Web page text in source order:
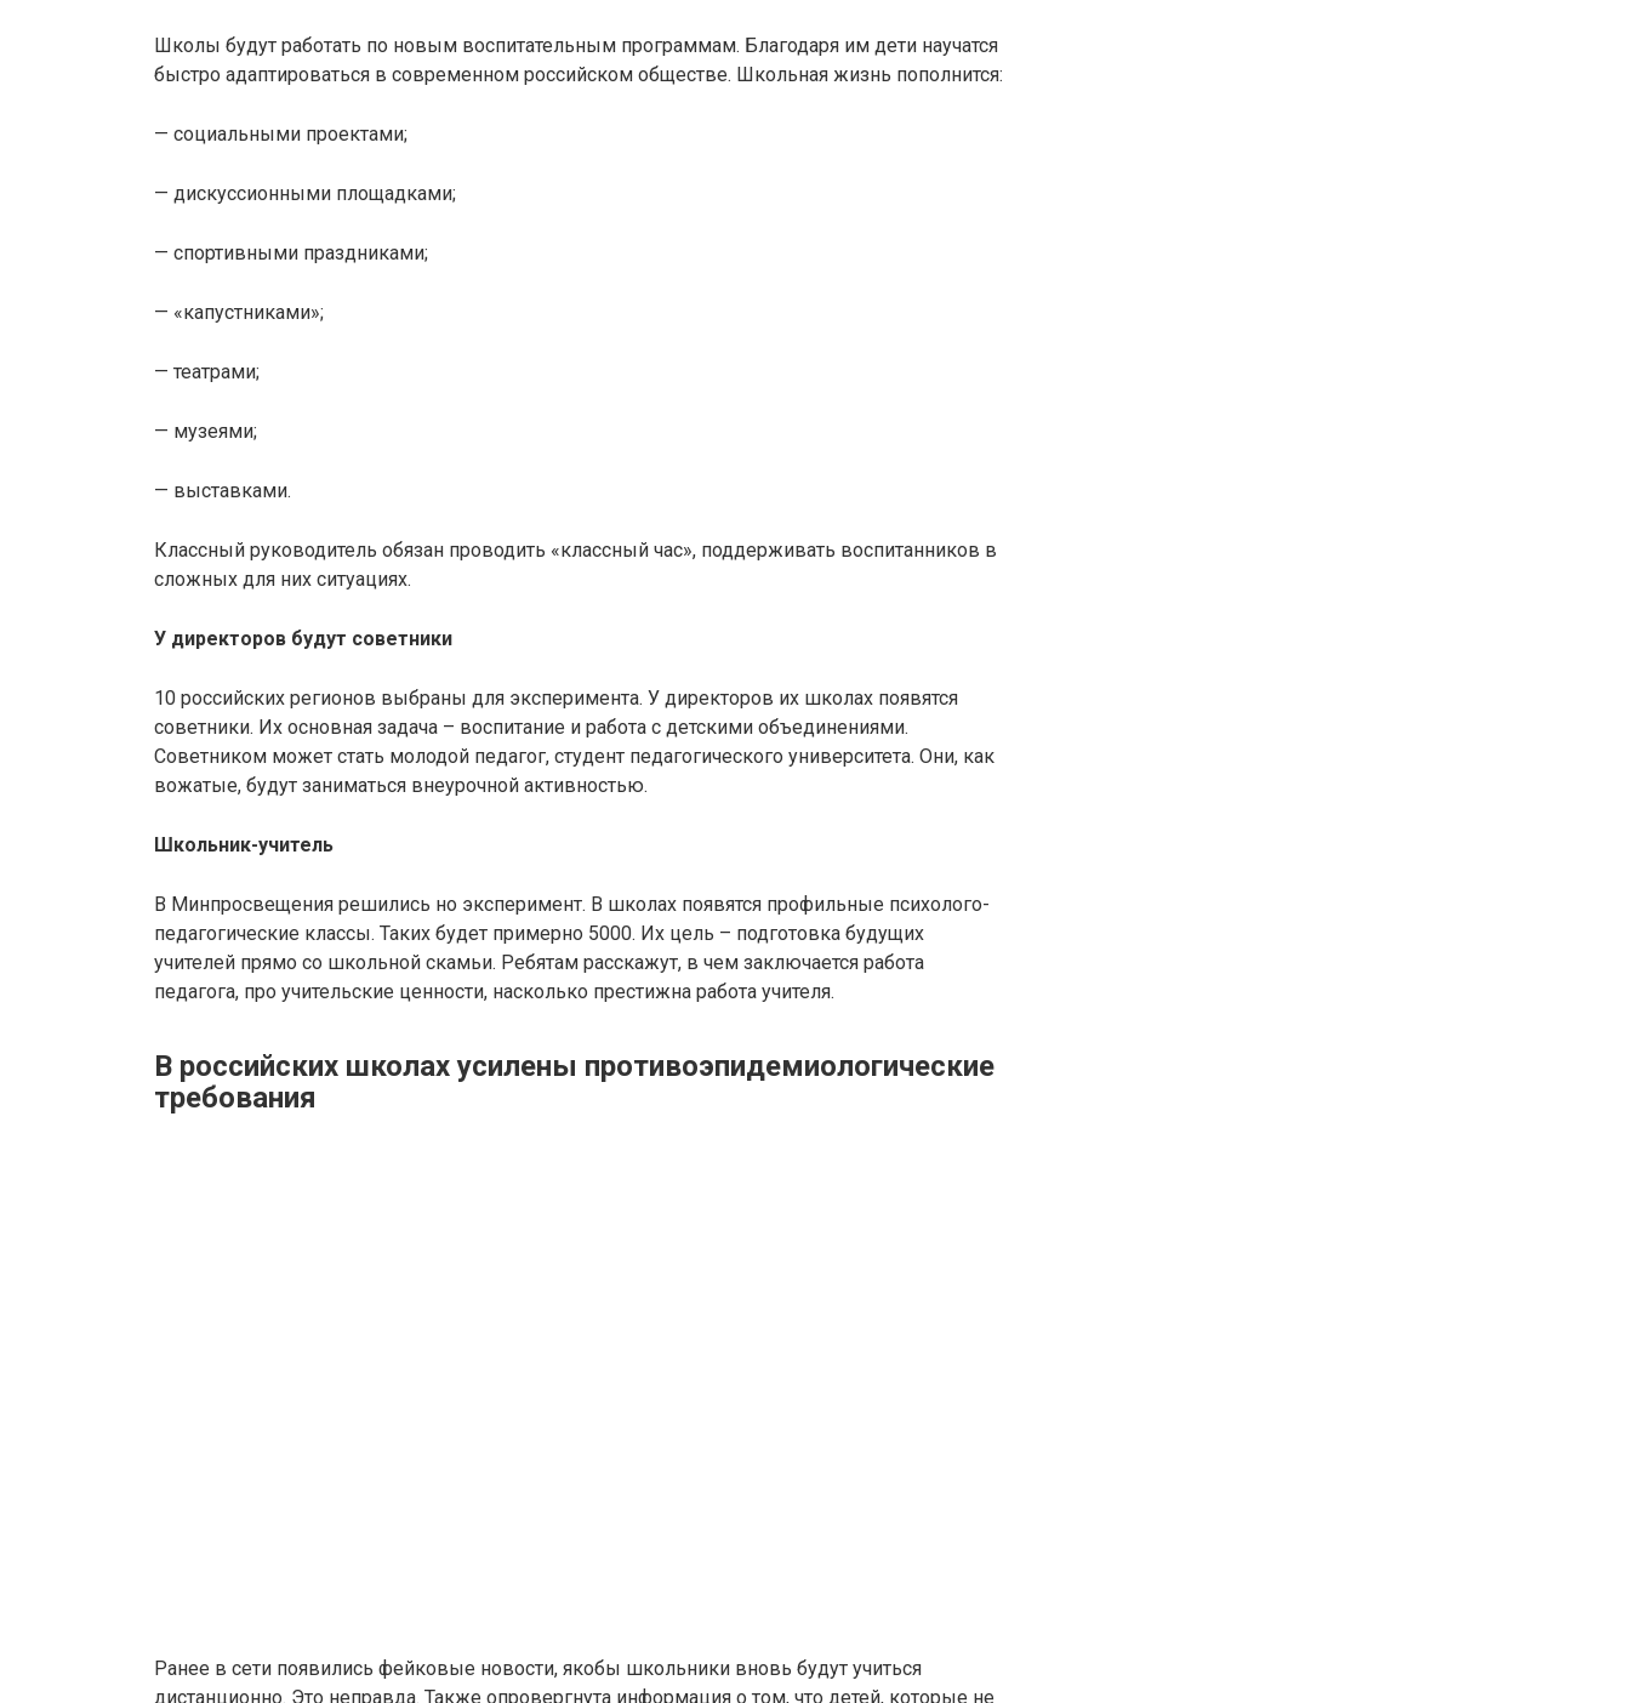
Школы будут работать по новым воспитательным программам. Благодаря им дети научатся
быстро адаптироваться в современном российском обществе. Школьная жизнь пополнится:
— социальными проектами;
— дискуссионными площадками;
— спортивными праздниками;
— «капустниками»;
— театрами;
— музеями;
— выставками.
Классный руководитель обязан проводить «классный час», поддерживать воспитанников в
сложных для них ситуациях.
У директоров будут советники
10 российских регионов выбраны для эксперимента. У директоров их школах появятся
советники. Их основная задача – воспитание и работа с детскими объединениями.
Советником может стать молодой педагог, студент педагогического университета. Они, как
вожатые, будут заниматься внеурочной активностью.
Школьник-учитель
В Минпросвещения решились но эксперимент. В школах появятся профильные психолого-
педагогические классы. Таких будет примерно 5000. Их цель – подготовка будущих
учителей прямо со школьной скамьи. Ребятам расскажут, в чем заключается работа
педагога, про учительские ценности, насколько престижна работа учителя.
В российских школах усилены противоэпидемиологические
требования
Ранее в сети появились фейковые новости, якобы школьники вновь будут учиться
дистанционно. Это неправда. Также опровергнута информация о том, что детей, которые не